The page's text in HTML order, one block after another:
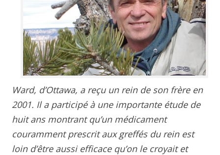
Ward, d’Ottawa, a reçu un rein de son frère en
2001. Il a participé à une importante étude de
huit ans montrant qu’un médicament
couramment prescrit aux greffés du rein est
loin d’être aussi efficace qu’on le croyait et